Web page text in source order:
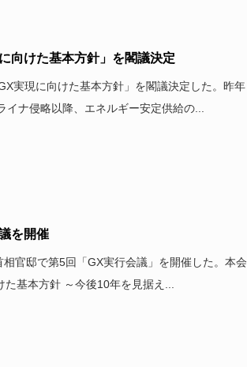
向けた基本方針」を閣議決定
実現に向けた基本方針」を閣議決定した。昨年
イナ侵略以降、エネルギー安定供給の...
を開催
官邸で第5回「GX実行会議」を開催した。本会
た基本方針 ～今後10年を見据え...